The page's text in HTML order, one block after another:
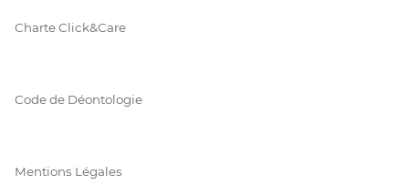
Charte Click&Care
Code de Déontologie
Mentions Légales